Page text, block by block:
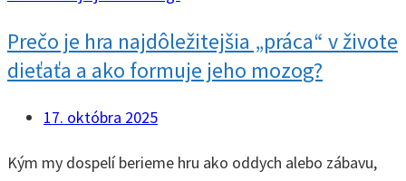
Prečo je hra najdôležitejšia „práca“ v živote
dieťaťa a ako formuje jeho mozog?
17. októbra 2025
Kým my dospelí berieme hru ako oddych alebo zábavu,